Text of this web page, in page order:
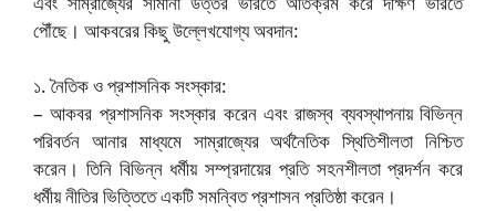
পৌঁছে। আকবরের কিছু উল্লেখযোগ্য অবদান:
১. নৈতিক ও প্রশাসনিক সংস্কার:
– আকবর প্রশাসনিক সংস্কার করেন এবং রাজস্ব ব্যবস্থাপনায় বিভিন্ন
পরিবর্তন আনার মাধ্যমে সাম্রাজ্যের অর্থনৈতিক স্থিতিশীলতা নিশ্চিত
করেন। তিনি বিভিন্ন ধর্মীয় সম্প্রদায়ের প্রতি সহনশীলতা প্রদর্শন করে
ধর্মীয় নীতির ভিত্তিতে একটি সমন্বিত প্রশাসন প্রতিষ্ঠা করেন।